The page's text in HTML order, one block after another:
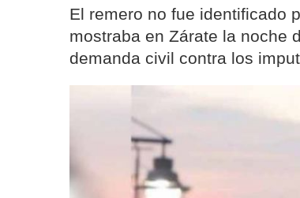
El remero no fue identificado
mostraba en Zárate la noche
demanda civil contra los